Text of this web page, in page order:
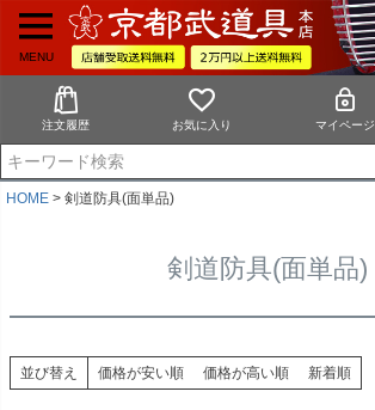
MENU
注文履歴 お気に入り マイページ
HOME 剣道防具(面単品)
剣道防具(面単品)
並び替え 価格が安い順 価格が高い順 新着順